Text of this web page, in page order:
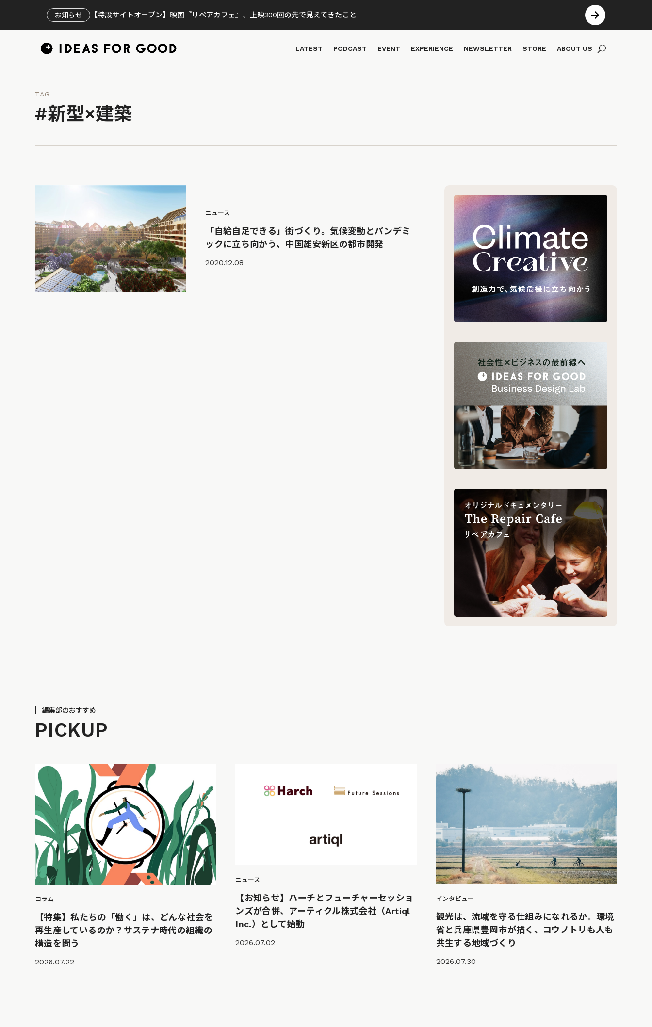
お知らせ 【特設サイトオープン】映画『リペアカフェ』、上映300回の先で見えてきたこと
LATEST PODCAST EVENT EXPERIENCE NEWSLETTER STORE ABOUT US
TAG
#新型×建築
ニュース
「自給自足できる」街づくり。気候変動とパンデミ
ックに立ち向かう、中国雄安新区の都市開発
2020.12.08
編集部のおすすめ
PICKUP
コラム
【特集】私たちの「働く」は、どんな社会を
再生産しているのか？サステナ時代の組織の
構造を問う
2026.07.22
ニュース
【お知らせ】ハーチとフューチャーセッショ
ンズが合併、アーティクル株式会社（Artiql
Inc.）として始動
2026.07.02
インタビュー
観光は、流域を守る仕組みになれるか。環境
省と兵庫県豊岡市が描く、コウノトリも人も
共生する地域づくり
2026.07.30